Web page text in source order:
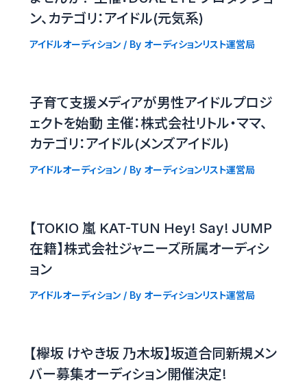
ン、カテゴリ：アイドル(元気系)
アイドルオーディション/ By オーディションリスト運営局
子育て支援メディアが男性アイドルプロジ
ェクトを始動 主催：株式会社リトル・ママ、
カテゴリ：アイドル(メンズアイドル)
アイドルオーディション/ By オーディションリスト運営局
【TOKIO 嵐 KAT-TUN Hey! Say! JUMP
在籍】株式会社ジャニーズ所属オーディシ
ョン
アイドルオーディション/ By オーディションリスト運営局
【欅坂 けやき坂 乃木坂】坂道合同新規メン
バー募集オーディション開催決定!